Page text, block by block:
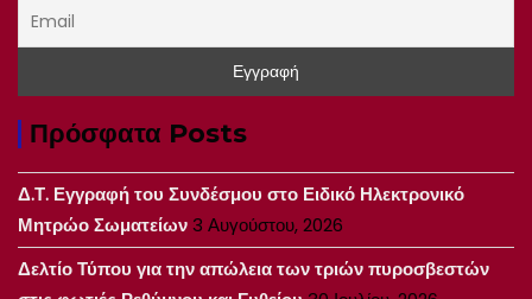
Πρόσφατα Posts
Δ.Τ. Εγγραφή του Συνδέσμου στο Ειδικό Ηλεκτρονικό
Μητρώο Σωματείων3 Αυγούστου, 2026
Δελτίο Τύπου για την απώλεια των τριών πυροσβεστών